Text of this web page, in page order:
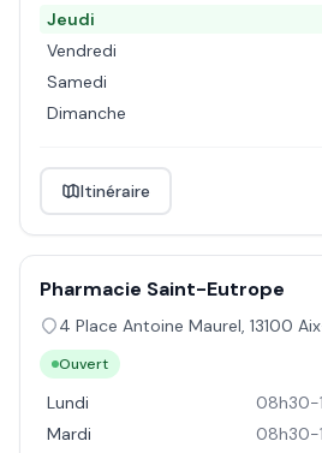
Jeudi
Vendredi
Samedi
Dimanche
Itinéraire
Pharmacie Saint-Eutrope
4 Place Antoine Maurel, 13100
Ouvert
Lundi
08h30-
Mardi
08h30-